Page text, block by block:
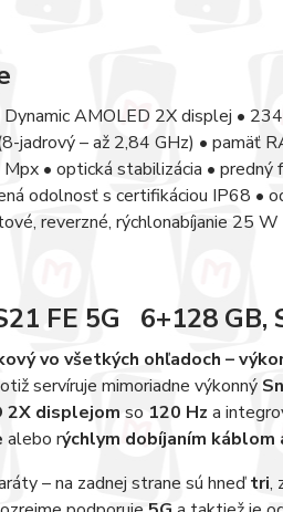
AMOLED 2X displej •
jadrový – až 2,84 GHz) •
• optická stabilizácia •
odolnosť s certifikáciou IP68 •
reverzné, rýchlonabíjanie 25 W
FE 5G 6+128 GB,
vo všetkých ohľadoch –
servíruje mimoriadne výkonný
2X displejom so 120 Hz a
alebo rýchlym dobíjaním
– na zadnej strane sú hneďtri,